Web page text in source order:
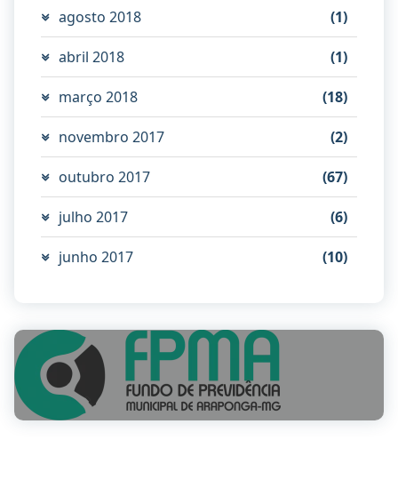
agosto 2018 (1)
abril 2018 (1)
março 2018 (18)
novembro 2017 (2)
outubro 2017 (67)
julho 2017 (6)
junho 2017 (10)